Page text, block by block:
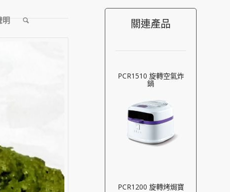
明 關連產品
PCR1510 旋轉空氣炸
鍋
PCR1200 旋轉烤焗寶